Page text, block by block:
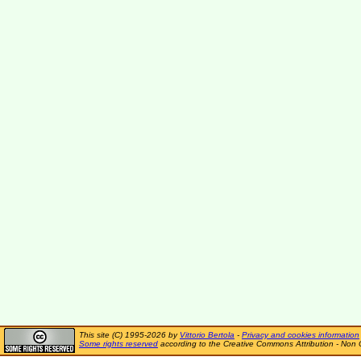
This site (C) 1995-2026 by Vittorio Bertola - Privacy and cookies information
Some rights reserved according to the Creative Commons Attribution - Non